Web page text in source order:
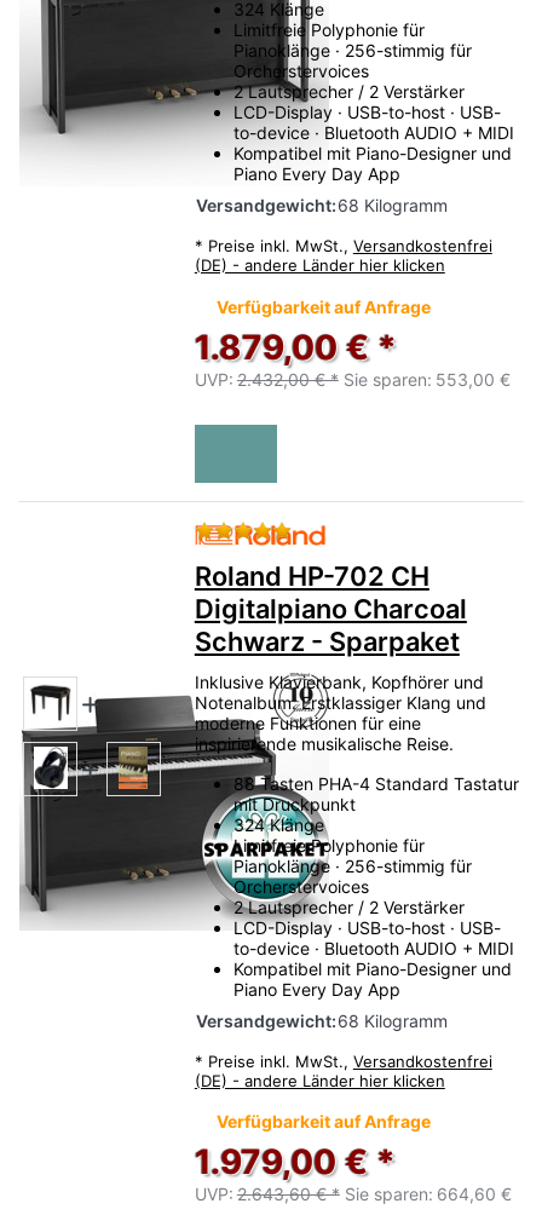
324 Klänge
Limitfreie Polyphonie für
Pianoklänge · 256-stimmig für
Orcherstervoices
2 Lautsprecher / 2 Verstärker
LCD-Display · USB-to-host · USB-
to-device · Bluetooth AUDIO + MIDI
Kompatibel mit Piano-Designer und
Piano Every Day App
Versandgewicht:68 Kilogramm
* Preise inkl. MwSt., Versandkostenfrei
(DE) - andere Länder hier klicken
Verfügbarkeit auf Anfrage
1.879,00 € *
UVP: 2.432,00 € * Sie sparen: 553,00 €
Bewertung: 5 von 5
Roland HP-702 CH
Digitalpiano Charcoal
Schwarz - Sparpaket
Inklusive Klavierbank, Kopfhörer und
Notenalbum. Erstklassiger Klang und
moderne Funktionen für eine
inspirierende musikalische Reise.
88 Tasten PHA-4 Standard Tastatur
mit Druckpunkt
324 Klänge
Limitfreie Polyphonie für
Pianoklänge · 256-stimmig für
Orcherstervoices
2 Lautsprecher / 2 Verstärker
LCD-Display · USB-to-host · USB-
to-device · Bluetooth AUDIO + MIDI
Kompatibel mit Piano-Designer und
Piano Every Day App
Versandgewicht:68 Kilogramm
* Preise inkl. MwSt., Versandkostenfrei
(DE) - andere Länder hier klicken
Verfügbarkeit auf Anfrage
1.979,00 € *
UVP: 2.643,60 € * Sie sparen: 664,60 €